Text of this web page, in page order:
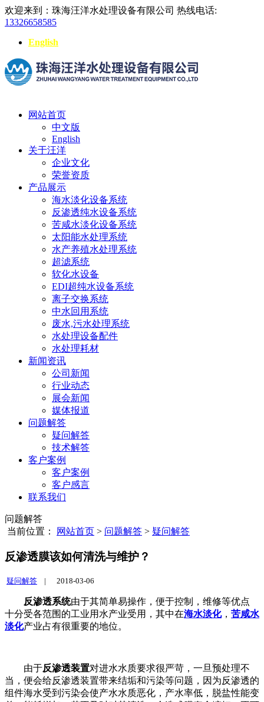
欢迎来到：珠海汪洋水处理设备有限公司 热线电话:
13326658585
English
网站首页
中文版
English
关于汪洋
企业文化
荣誉资质
产品展示
海水淡化设备系统
反渗透纯水设备系统
苦咸水淡化设备系统
太阳能水处理系统
水产养殖水处理系统
超滤系统
软化水设备
EDI超纯水设备系统
离子交换系统
中水回用系统
废水,污水处理系统
水处理设备配件
水处理耗材
新闻资讯
公司新闻
行业动态
展会新闻
媒体报道
问题解答
疑问解答
技术解答
客户案例
客户案例
客户感言
联系我们
问题解答
当前位置：
网站首页 > 问题解答 > 疑问解答
反渗透膜该如何清洗与维护？
疑问解答 | 2018-03-06
反渗透系统由于其简单易操作，便于控制，维修等优点
十分受各范围的工业用水产业受用，其中在海水淡化， 苦咸水
淡化产业占有很重要的地位。
由于反渗透装置对进水水质要求很严苛，一旦预处理不
当，便会给反渗透装置带来结垢和污染等问题，因为反渗透的
组件海水受到污染会使产水水质恶化，产水率低，脱盐性能变